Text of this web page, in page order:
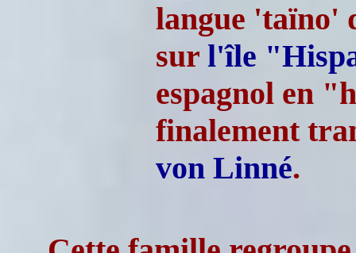
langue 'taïno'
sur l'île
espagnol en
finalement
von Linné.